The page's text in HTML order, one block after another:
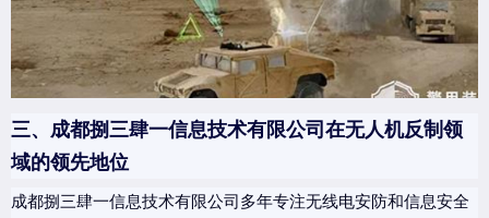
三、成都捌三肆一信息技术有限公司在无人机反制领
域的领先地位
成都捌三肆一信息技术有限公司多年专注无线电安防和信息安全